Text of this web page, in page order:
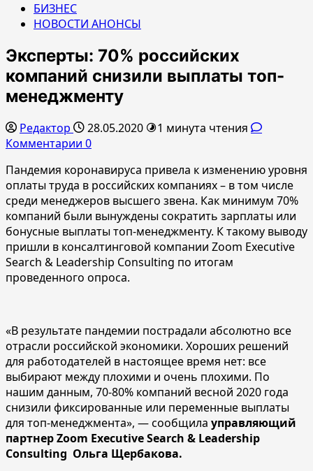
БИЗНЕС
НОВОСТИ АНОНСЫ
Эксперты: 70% российских
компаний снизили выплаты топ-
менеджменту
Редактор 28.05.2020
1 минута чтения
Комментарии 0
Пандемия коронавируса привела к изменению уровня
оплаты труда в российских компаниях – в том числе
среди менеджеров высшего звена. Как минимум 70%
компаний были вынуждены сократить зарплаты или
бонусные выплаты топ-менеджменту. К такому выводу
пришли в консалтинговой компании Zoom Executive
Search & Leadership Consulting по итогам
проведенного опроса.
«В результате пандемии пострадали абсолютно все
отрасли российской экономики. Хороших решений
для работодателей в настоящее время нет: все
выбирают между плохими и очень плохими. По
нашим данным, 70-80% компаний весной 2020 года
снизили фиксированные или переменные выплаты
для топ-менеджмента», — сообщила управляющий
партнер Zoom Executive Search & Leadership
Consulting Ольга Щербакова.